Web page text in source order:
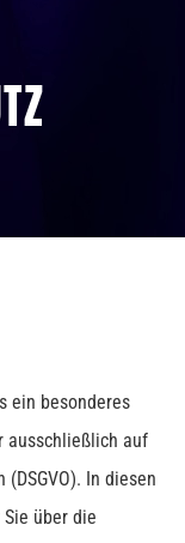
ein besonderes
ausschließlich auf
In diesen
über die